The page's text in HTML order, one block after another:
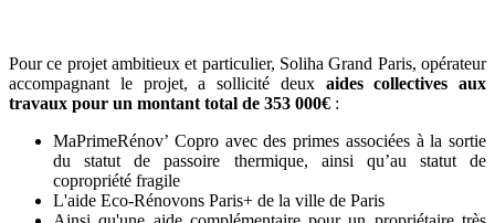
Pour ce projet ambitieux et particulier, Soliha Grand Paris, opérateur
accompagnant le projet, a sollicité deux aides collectives aux
travaux pour un montant total de 353 000€ :
MaPrimeRénov’ Copro avec des primes associées à la sortie
du statut de passoire thermique, ainsi qu’au statut de
copropriété fragile
L'aide Eco-Rénovons Paris+ de la ville de Paris